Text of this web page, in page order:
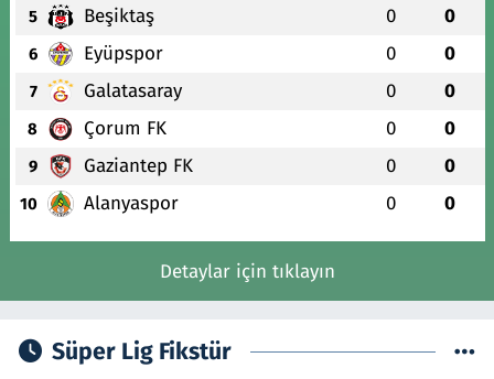
5 Beşiktaş 0 0
6 Eyüpspor 0 0
7 Galatasaray 0 0
8 Çorum FK 0 0
9 Gaziantep FK 0 0
10 Alanyaspor 0 0
Detaylar için tıklayın
Süper Lig Fikstür